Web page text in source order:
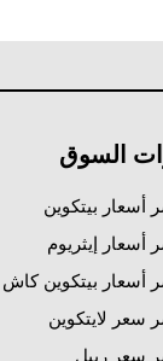
السوق
أسعار بيتكوين
أسعار إيثريوم
أسعار بيتكوين كاش
سعر لايتكوين
سعر ريبل